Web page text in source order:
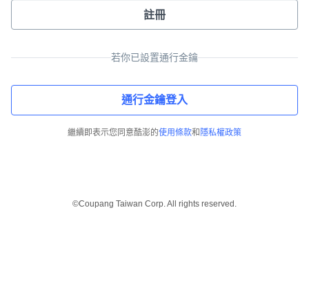
註冊
若你已設置通行金鑰
通行金鑰登入
繼續即表示您同意酷澎的使用條款和 隱私權政策
©Coupang Taiwan Corp. All rights reserved.